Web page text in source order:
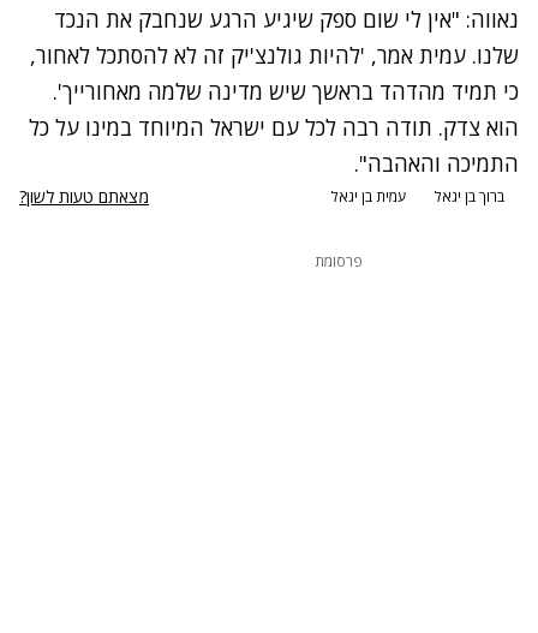
נאווה: "אין לי שום ספק שיגיע הרגע שנחבק את הנכד
שלנו. עמית אמר, 'להיות גולנצ'יק זה לא להסתכל לאחור,
כי תמיד מהדהד בראשך שיש מדינה שלמה מאחורייך'.
הוא צדק. תודה רבה לכל עם ישראל המיוחד במינו על כל
התמיכה והאהבה".
ברוך בן יגאל עמית בן יגאל מצאתם טעות לשון?
פרסומת